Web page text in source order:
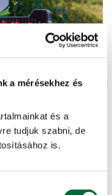
a mérésekhez és
és a
tudjuk szabni, de
is.